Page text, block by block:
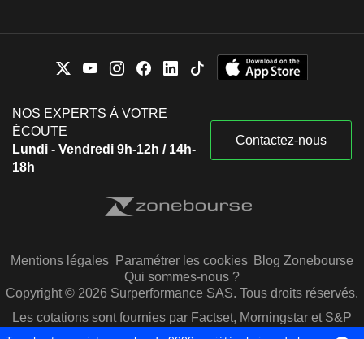
NOS EXPERTS À VOTRE
ÉCOUTE
Lundi - Vendredi 9h-12h / 14h-
18h
Contactez-nous
Mentions légales Paramétrer les cookies Blog Zonebourse
Qui sommes-nous ?
Copyright © 2026 Surperformance SAS. Tous droits réservés.
Les cotations sont fournies par Factset, Morningstar et S&P
Capital IQ